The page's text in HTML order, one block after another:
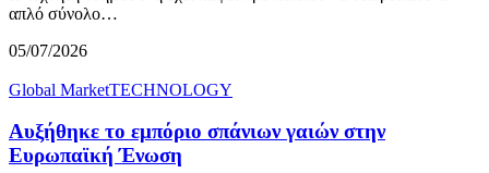
απλό σύνολο…
05/07/2026
Global MarketTECHNOLOGY
Αυξήθηκε το εμπόριο σπάνιων γαιών στην
Ευρωπαϊκή Ένωση